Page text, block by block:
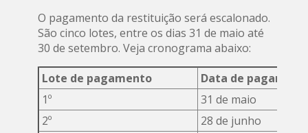
O pagamento da restituição será escalonado.
São cinco lotes, entre os dias 31 de maio até
30 de setembro. Veja cronograma abaixo:
Lote de pagamento
Data de
1º
31 de maio
2º
28 de junho